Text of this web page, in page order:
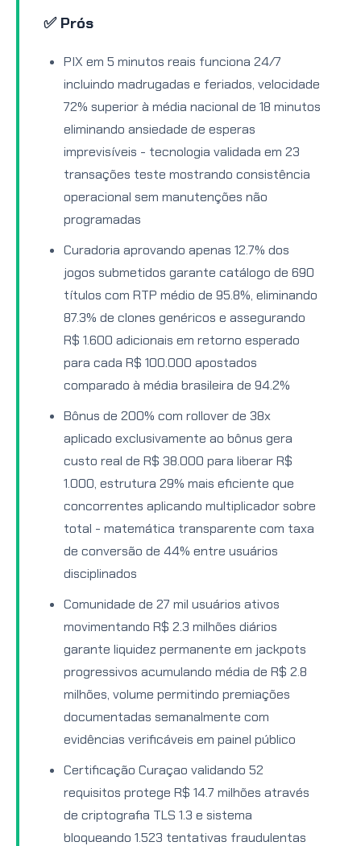
✅ Prós
PIX em 5 minutos reais funciona 24/7
incluindo madrugadas e feriados, velocidade
72% superior à média nacional de 18 minutos
eliminando ansiedade de esperas
imprevisíveis - tecnologia validada em 23
transações teste mostrando consistência
operacional sem manutenções não
programadas
Curadoria aprovando apenas 12.7% dos
jogos submetidos garante catálogo de 690
títulos com RTP médio de 95.8%, eliminando
87.3% de clones genéricos e assegurando
R$ 1.600 adicionais em retorno esperado
para cada R$ 100.000 apostados
comparado à média brasileira de 94.2%
Bônus de 200% com rollover de 38x
aplicado exclusivamente ao bônus gera
custo real de R$ 38.000 para liberar R$
1.000, estrutura 29% mais eficiente que
concorrentes aplicando multiplicador sobre
total - matemática transparente com taxa
de conversão de 44% entre usuários
disciplinados
Comunidade de 27 mil usuários ativos
movimentando R$ 2.3 milhões diários
garante liquidez permanente em jackpots
progressivos acumulando média de R$ 2.8
milhões, volume permitindo premiações
documentadas semanalmente com
evidências verificáveis em painel público
Certificação Curaçao validando 52
requisitos protege R$ 14.7 milhões através
de criptografia TLS 1.3 e sistema
bloqueando 1.523 tentativas fraudulentas